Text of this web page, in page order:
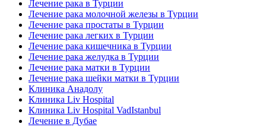
Лечение рака в Турции
Лечение рака молочной железы в Турции
Лечение рака простаты в Турции
Лечение рака легких в Турции
Лечение рака кишечника в Турции
Лечение рака желудка в Турции
Лечение рака матки в Турции
Лечение рака шейки матки в Турции
Клиника Анадолу
Клиника Liv Hospital
Клиника Liv Hospital VadIstanbul
Лечение в Дубае